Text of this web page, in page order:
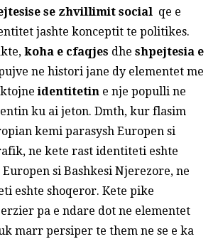
se zhvillimit social qe e
jashte konceptit te politikes.
koha e cfaqjes dhe shpejtesia e
ne histori jane dy elementet me
identitetin e nje populli ne
ku ai jeton. Dmth, kur flasim
kemi parasysh Europen si
ne kete rast identiteti eshte
si Bashkesi Njerezore, ne
eshte shoqeror. Kete pike
pa e ndare dot ne elementet
marr persiper te them ne se e ka